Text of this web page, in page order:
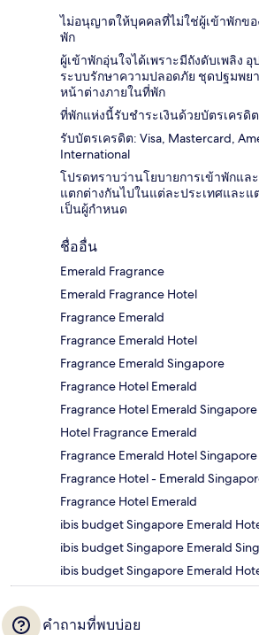
ไม่อนุญาตให้บุคคลที่ไม่ใช่ผู้เข้าพักขอ
พัก
ผู้เข้าพักอุ่นใจได้เพราะมีถังดับเพลิง
ระบบรักษาความปลอดภัย ชุดปฐมพย
หน้าต่างภายในที่พัก
ที่พักแห่งนี้รับชำระเงินด้วยบัตรเครดิ
รับบัตรเครดิต: Visa, Mastercard,
International
โปรดทราบว่านโยบายการเข้าพักแล
แตกต่างกันไปในแต่ละประเทศและ
เป็นผู้กำหนด
ชื่ออื่น
Emerald Fragrance
Emerald Fragrance Hotel
Fragrance Emerald
Fragrance Emerald Hotel
Fragrance Emerald Singapore
Fragrance Hotel Emerald
Fragrance Hotel Emerald Singapore
Hotel Fragrance Emerald
Fragrance Emerald Hotel Singapore
Fragrance Hotel - Emerald
Fragrance Hotel Emerald
ibis budget Singapore Emerald
ibis budget Singapore Emerald
ibis budget Singapore Emerald
คำถามที่พบบ่อย